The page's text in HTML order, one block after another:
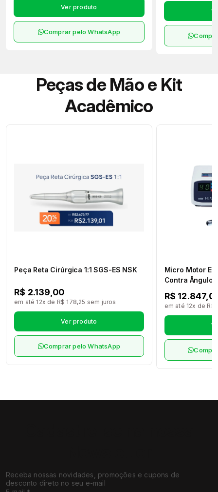
Ver produto
Comprar pelo WhatsApp
Peças de Mão e Kit
Acadêmico
Peça Reta Cirúrgica 1:1 SGS-ES NSK
R$ 2.139,00
em até 12x de R$ 178,25 sem juros
Ver produto
Comprar pelo WhatsApp
Micro Motor
Contra Ângulo
Max M95L
M4/B2 NSK
R$
em até 12x de
Receba nossas novidades, promoções e cupons de
desconto direto no seu e-mail